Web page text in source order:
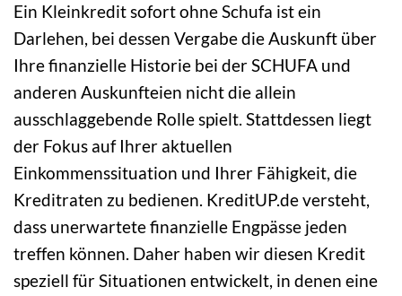
Ein Kleinkredit sofort ohne Schufa ist ein
Darlehen, bei dessen Vergabe die Auskunft über
Ihre finanzielle Historie bei der SCHUFA und
anderen Auskunfteien nicht die allein
ausschlaggebende Rolle spielt. Stattdessen liegt
der Fokus auf Ihrer aktuellen
Einkommenssituation und Ihrer Fähigkeit, die
Kreditraten zu bedienen. KreditUP.de versteht,
dass unerwartete finanzielle Engpässe jeden
treffen können. Daher haben wir diesen Kredit
speziell für Situationen entwickelt, in denen eine